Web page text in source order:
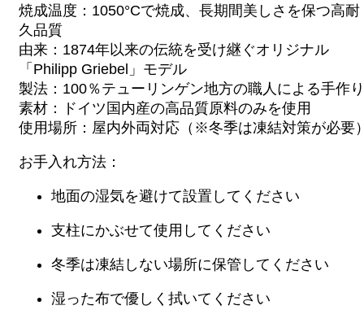
焼成温度：1050°Cで焼成、長期間美しさを保つ高耐
久品質
由来：1874年以来の伝統を受け継ぐオリジナル
「Philipp Griebel」モデル
製法：100％テューリンゲン地方の職人による手作り
素材：ドイツ国内産の高品質原料のみを使用
使用場所：屋内外両対応（※冬季は凍結対策が必要
お手入れ方法：
地面の湿気を避けて設置してください
支柱にかぶせて使用してください
冬季は凍結しない場所に保管してください
湿った布で優しく拭いてください